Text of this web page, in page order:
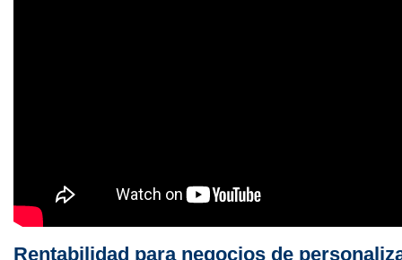
Rentabilidad para negocios de